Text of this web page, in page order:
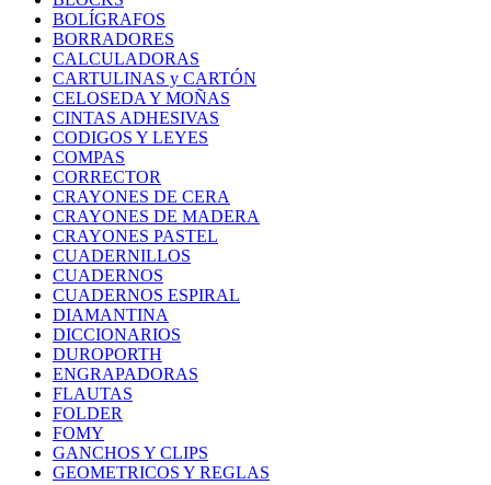
BOLÍGRAFOS
BORRADORES
CALCULADORAS
CARTULINAS y CARTÓN
CELOSEDA Y MOÑAS
CINTAS ADHESIVAS
CODIGOS Y LEYES
COMPAS
CORRECTOR
CRAYONES DE CERA
CRAYONES DE MADERA
CRAYONES PASTEL
CUADERNILLOS
CUADERNOS
CUADERNOS ESPIRAL
DIAMANTINA
DICCIONARIOS
DUROPORTH
ENGRAPADORAS
FLAUTAS
FOLDER
FOMY
GANCHOS Y CLIPS
GEOMETRICOS Y REGLAS